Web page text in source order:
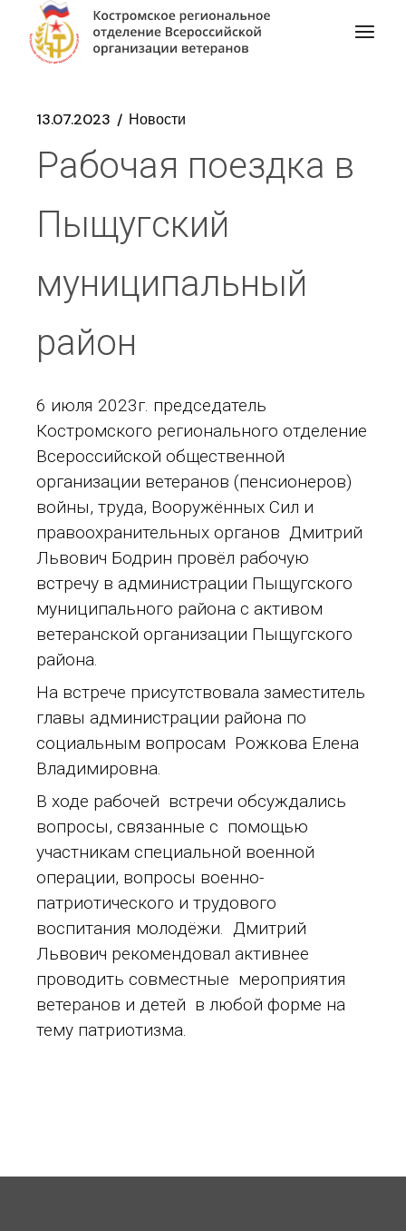
13.07.2023 Новости
Рабочая поездка в
Пыщугский
муниципальный
район
6 июля 2023г. председатель
Костромского регионального отделение
Всероссийской общественной
организации ветеранов (пенсионеров)
войны, труда, Вооружённых Cил и
правоохранительных органов Дмитрий
Львович Бодрин провёл рабочую
встречу в администрации Пыщугского
муниципального района с активом
ветеранской организации Пыщугского
района.
На встрече присутствовала заместитель
главы администрации района по
социальным вопросам Рожкова Елена
Владимировна.
В ходе рабочей встречи обсуждались
вопросы, связанные с помощью
участникам специальной военной
операции, вопросы военно-
патриотического и трудового
воспитания молодёжи. Дмитрий
Львович рекомендовал активнее
проводить совместные мероприятия
ветеранов и детей в любой форме на
тему патриотизма.